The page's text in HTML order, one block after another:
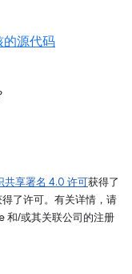
的源代码
共享署名 4.0 许可获得了
得了许可。有关详情，请
和/或其关联公司的注册